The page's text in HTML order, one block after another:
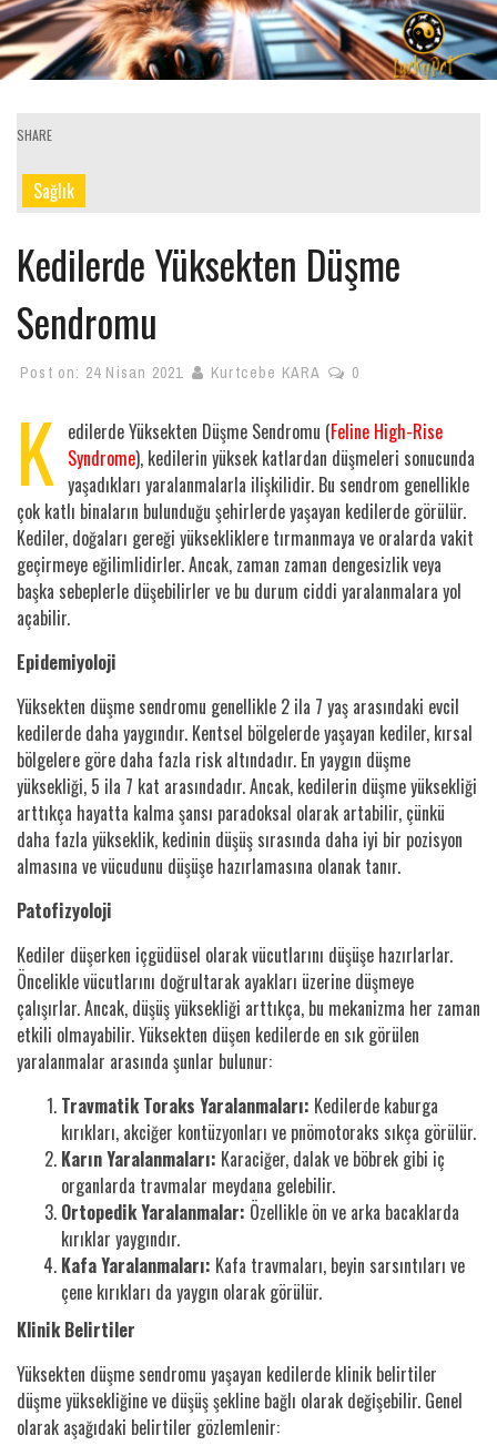
SHARE
Sağlık
Kedilerde Yüksekten Düşme
Sendromu
Post on: 24 Nisan 2021 Kurtcebe KARA 0
K edilerde Yüksekten Düşme Sendromu (Feline High-Rise
Syndrome), kedilerin yüksek katlardan düşmeleri sonucunda
yaşadıkları yaralanmalarla ilişkilidir. Bu sendrom genellikle
çok katlı binaların bulunduğu şehirlerde yaşayan kedilerde görülür.
Kediler, doğaları gereği yüksekliklere tırmanmaya ve oralarda vakit
geçirmeye eğilimlidirler. Ancak, zaman zaman dengesizlik veya
başka sebeplerle düşebilirler ve bu durum ciddi yaralanmalara yol
açabilir.
Epidemiyoloji
Yüksekten düşme sendromu genellikle 2 ila 7 yaş arasındaki evcil
kedilerde daha yaygındır. Kentsel bölgelerde yaşayan kediler, kırsal
bölgelere göre daha fazla risk altındadır. En yaygın düşme
yüksekliği, 5 ila 7 kat arasındadır. Ancak, kedilerin düşme yüksekliği
arttıkça hayatta kalma şansı paradoksal olarak artabilir, çünkü
daha fazla yükseklik, kedinin düşüş sırasında daha iyi bir pozisyon
almasına ve vücudunu düşüşe hazırlamasına olanak tanır.
Patofizyoloji
Kediler düşerken içgüdüsel olarak vücutlarını düşüşe hazırlarlar.
Öncelikle vücutlarını doğrultarak ayakları üzerine düşmeye
çalışırlar. Ancak, düşüş yüksekliği arttıkça, bu mekanizma her zaman
etkili olmayabilir. Yüksekten düşen kedilerde en sık görülen
yaralanmalar arasında şunlar bulunur:
Travmatik Toraks Yaralanmaları: Kedilerde kaburga
kırıkları, akciğer kontüzyonları ve pnömotoraks sıkça görülür.
Karın Yaralanmaları: Karaciğer, dalak ve böbrek gibi iç
organlarda travmalar meydana gelebilir.
Ortopedik Yaralanmalar: Özellikle ön ve arka bacaklarda
kırıklar yaygındır.
Kafa Yaralanmaları: Kafa travmaları, beyin sarsıntıları ve
çene kırıkları da yaygın olarak görülür.
Klinik Belirtiler
Yüksekten düşme sendromu yaşayan kedilerde klinik belirtiler
düşme yüksekliğine ve düşüş şekline bağlı olarak değişebilir. Genel
olarak aşağıdaki belirtiler gözlemlenir: